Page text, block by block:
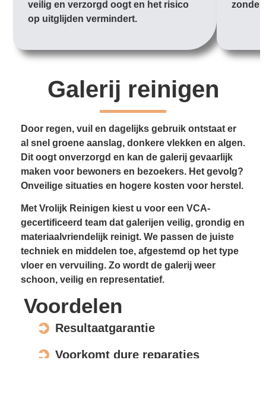
veilig en verzorgd oogt en het risico
op uitglijden vermindert.
zonder
Galerij reinigen
Door regen, vuil en dagelijks gebruik ontstaat er
al snel groene aanslag, donkere vlekken en algen.
Dit oogt onverzorgd en kan de galerij gevaarlijk
maken voor bewoners en bezoekers. Het gevolg?
Onveilige situaties en hogere kosten voor herstel.
Met Vrolijk Reinigen kiest u voor een VCA-
gecertificeerd team dat galerijen veilig, grondig en
materiaalvriendelijk reinigt. We passen de juiste
techniek en middelen toe, afgestemd op het type
vloer en vervuiling. Zo wordt de galerij weer
schoon, veilig en representatief.
Voordelen
Resultaatgarantie
Voorkomt dure reparaties